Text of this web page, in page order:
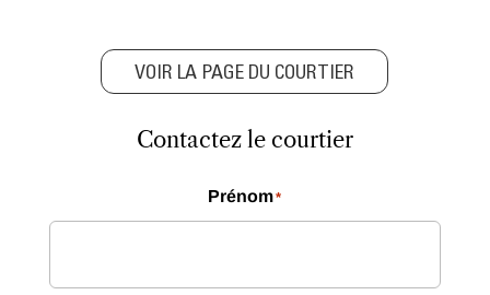
VOIR LA PAGE DU COURTIER
Contactez le courtier
Prénom*